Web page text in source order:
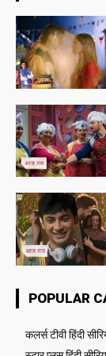
POPULAR
कलर्स टीवी हिंदी